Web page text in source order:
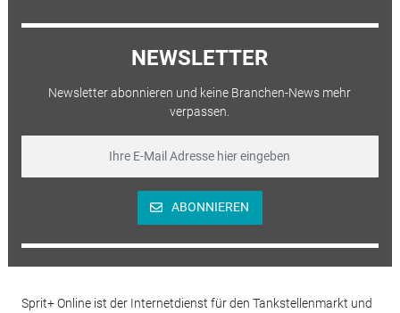
NEWSLETTER
Newsletter abonnieren und keine Branchen-News mehr
verpassen.
ABONNIEREN
Sprit+ Online ist der Internetdienst für den Tankstellenmarkt und